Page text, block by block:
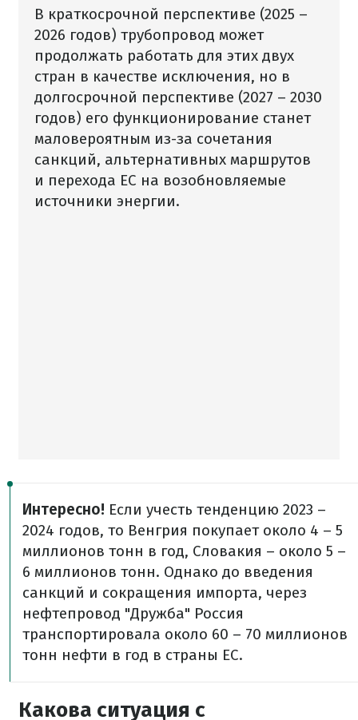
В краткосрочной перспективе (2025 –
2026 годов) трубопровод может
продолжать работать для этих двух
стран в качестве исключения, но в
долгосрочной перспективе (2027 – 2030
годов) его функционирование станет
маловероятным из-за сочетания
санкций, альтернативных маршрутов
и перехода ЕС на возобновляемые
источники энергии.
Интересно! Если учесть тенденцию 2023 –
2024 годов, то Венгрия покупает около 4 – 5
миллионов тонн в год, Словакия – около 5 –
6 миллионов тонн. Однако до введения
санкций и сокращения импорта, через
нефтепровод "Дружба" Россия
транспортировала около 60 – 70 миллионов
тонн нефти в год в страны ЕС.
Какова ситуация с